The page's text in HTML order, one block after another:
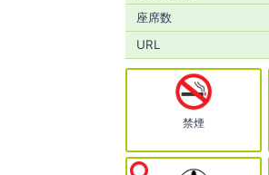
座席数
URL
禁煙